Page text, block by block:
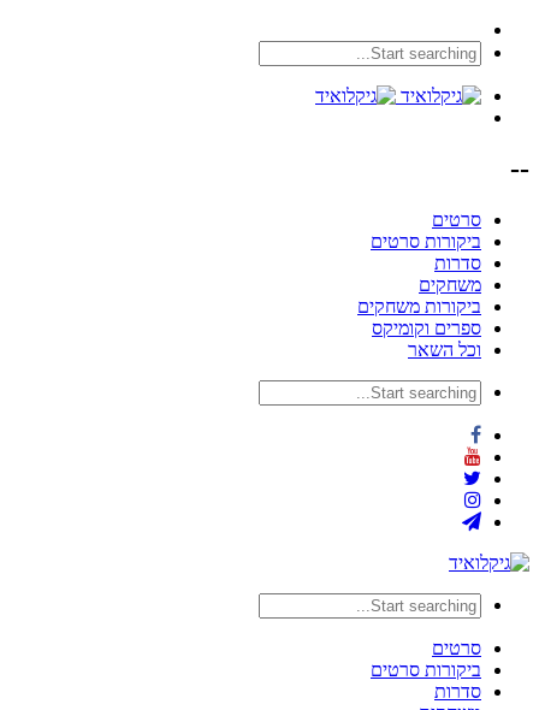
--
סרטים
ביקורות סרטים
סדרות
משחקים
ביקורות משחקים
ספרים וקומיקס
וכל השאר
סרטים
ביקורות סרטים
סדרות